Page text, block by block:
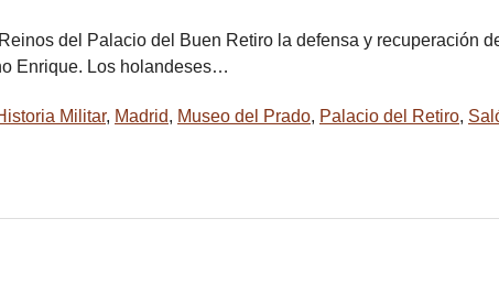
del Palacio del Buen Retiro la defensa y recuperación
Enrique. Los holandeses…
Militar, Madrid, Museo del Prado, Palacio del Retiro,